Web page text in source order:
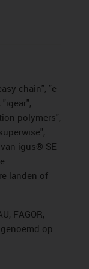
chain", "e-
polymers",
igus® SE
landen of
FAGOR,
op